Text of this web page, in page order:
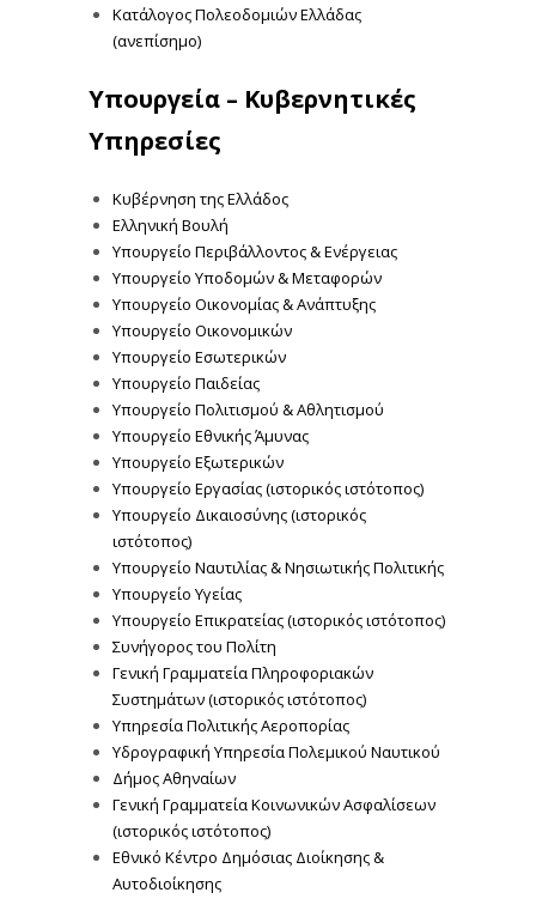
Κατάλογος Πολεοδομιών Ελλάδας
(ανεπίσημο)
Υπουργεία – Κυβερνητικές
Υπηρεσίες
Κυβέρνηση της Ελλάδος
Ελληνική Βουλή
Υπουργείο Περιβάλλοντος & Ενέργειας
Υπουργείο Υποδομών & Μεταφορών
Υπουργείο Οικονομίας & Ανάπτυξης
Υπουργείο Οικονομικών
Υπουργείο Εσωτερικών
Υπουργείο Παιδείας
Υπουργείο Πολιτισμού & Αθλητισμού
Υπουργείο Εθνικής Άμυνας
Υπουργείο Εξωτερικών
Υπουργείο Εργασίας (ιστορικός ιστότοπος)
Υπουργείο Δικαιοσύνης (ιστορικός
ιστότοπος)
Υπουργείο Ναυτιλίας & Νησιωτικής Πολιτικής
Υπουργείο Υγείας
Υπουργείο Επικρατείας (ιστορικός ιστότοπος)
Συνήγορος του Πολίτη
Γενική Γραμματεία Πληροφοριακών
Συστημάτων (ιστορικός ιστότοπος)
Υπηρεσία Πολιτικής Αεροπορίας
Υδρογραφική Υπηρεσία Πολεμικού Ναυτικού
Δήμος Αθηναίων
Γενική Γραμματεία Κοινωνικών Ασφαλίσεων
(ιστορικός ιστότοπος)
Εθνικό Κέντρο Δημόσιας Διοίκησης &
Αυτοδιοίκησης